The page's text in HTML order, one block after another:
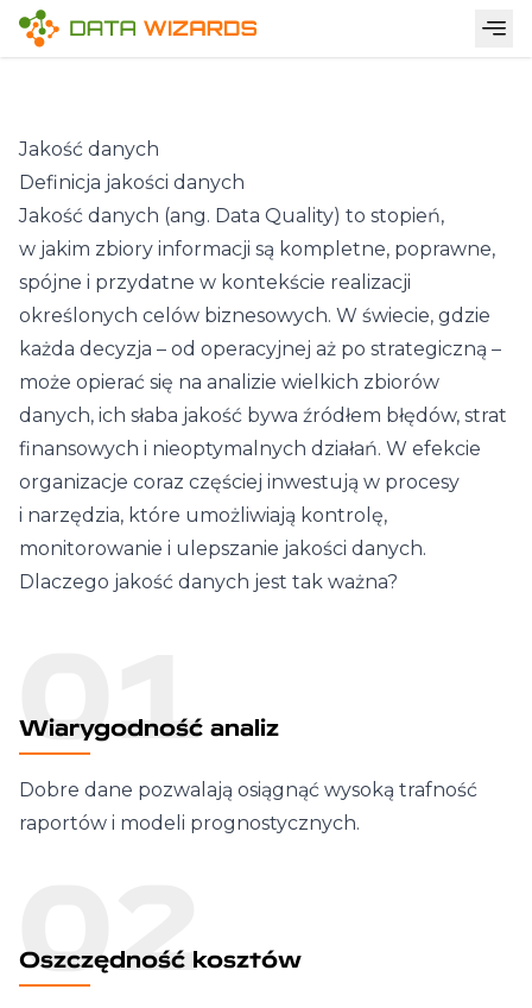
Jakość danych
Definicja jakości danych
Jakość danych (ang. Data Quality) to stopień,
w jakim zbiory informacji są kompletne, poprawne,
spójne i przydatne w kontekście realizacji
określonych celów biznesowych. W świecie, gdzie
każda decyzja – od operacyjnej aż po strategiczną –
może opierać się na analizie wielkich zbiorów
danych, ich słaba jakość bywa źródłem błędów, strat
finansowych i nieoptymalnych działań. W efekcie
organizacje coraz częściej inwestują w procesy
i narzędzia, które umożliwiają kontrolę,
monitorowanie i ulepszanie jakości danych.
Dlaczego jakość danych jest tak ważna?
01
Wiarygodność analiz
Dobre dane pozwalają osiągnąć wysoką trafność
raportów i modeli prognostycznych.
02
Oszczędność kosztów